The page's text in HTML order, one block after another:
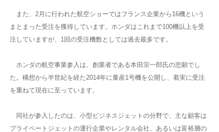
また、2月に行われた航空ショーではフランス企業から16機という
まとまった受注を獲得しています。ホンダはこれまで100機以上を受
注していますが、1回の受注機数としては過去最多です。
ホンダの航空事業参入は、創業者である本田宗一郎氏の悲願でし
た。構想から半世紀を経た2014年に量産1号機を公開し、着実に受注
を重ねて現在に至っています。
同社が参入したのは、小型ビジネスジェットの分野で、主な顧客は
プライベートジェットの運行企業やレンタル会社、あるいは富裕層の